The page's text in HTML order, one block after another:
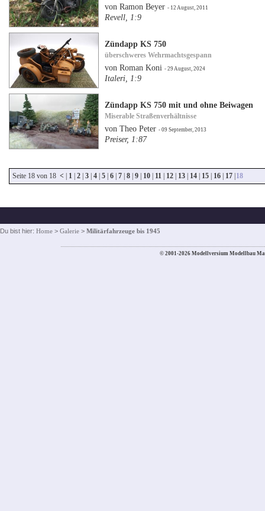
von Ramon Beyer- 12 August, 2011
Revell, 1:9
Zündapp KS 750
überschweres Wehrmachtsgespann
von Roman Koni- 29 August, 2024
Italeri, 1:9
Zündapp KS 750 mit und ohne Beiwagen
Miserable Straßenverhältnisse
von Theo Peter- 09 September, 2013
Preiser, 1:87
Seite 18 von 18 < | 1 | 2 | 3 | 4 | 5 | 6 | 7 | 8 | 9 | 10 | 11 | 12 | 13 | 14 | 15 | 16 | 17 |18
Du bist hier: Home > Galerie > Militärfahrzeuge bis 1945
© 2001-2026 Modellversium Modellbau